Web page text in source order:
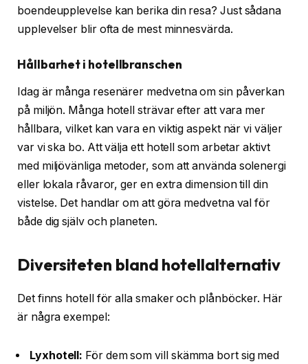
boendeupplevelse kan berika din resa? Just sådana
upplevelser blir ofta de mest minnesvärda.
Hållbarhet i hotellbranschen
Idag är många resenärer medvetna om sin påverkan
på miljön. Många hotell strävar efter att vara mer
hållbara, vilket kan vara en viktig aspekt när vi väljer
var vi ska bo. Att välja ett hotell som arbetar aktivt
med miljövänliga metoder, som att använda solenergi
eller lokala råvaror, ger en extra dimension till din
vistelse. Det handlar om att göra medvetna val för
både dig själv och planeten.
Diversiteten bland hotellalternativ
Det finns hotell för alla smaker och plånböcker. Här
är några exempel:
Lyxhotell: För dem som vill skämma bort sig med